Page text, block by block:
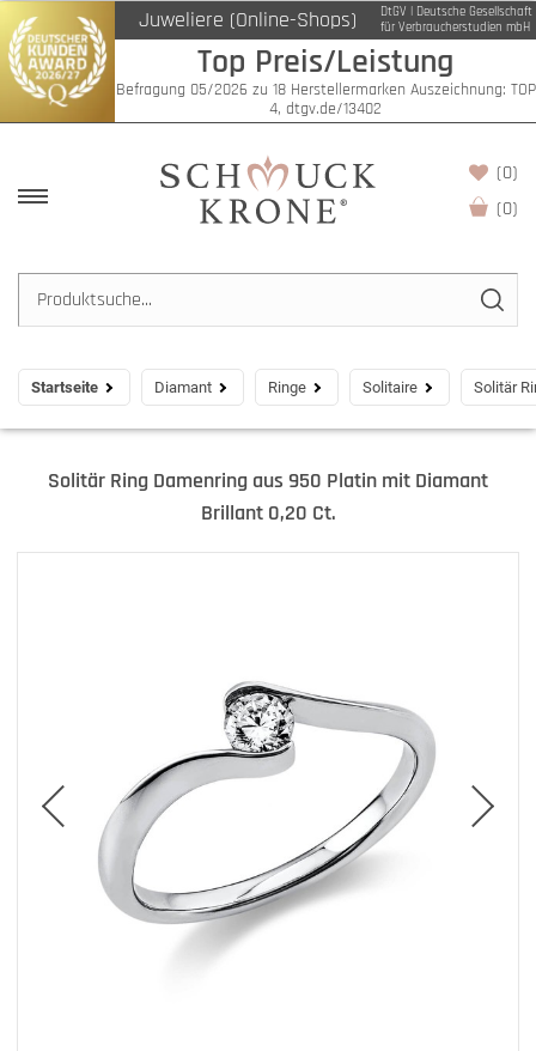
Juweliere (Online-Shops)
DtGV | Deutsche Gesellschaft
für Verbraucherstudien mbH
Top Preis/Leistung
Befragung 05/2026 zu 18 Herstellermarken Auszeichnung: TOP
4, dtgv.de/13402
(0)
(0)
Startseite Diamant Ringe Solitaire Solitär
Solitär Ring Damenring aus 950 Platin mit Diamant
Brillant 0,20 Ct.